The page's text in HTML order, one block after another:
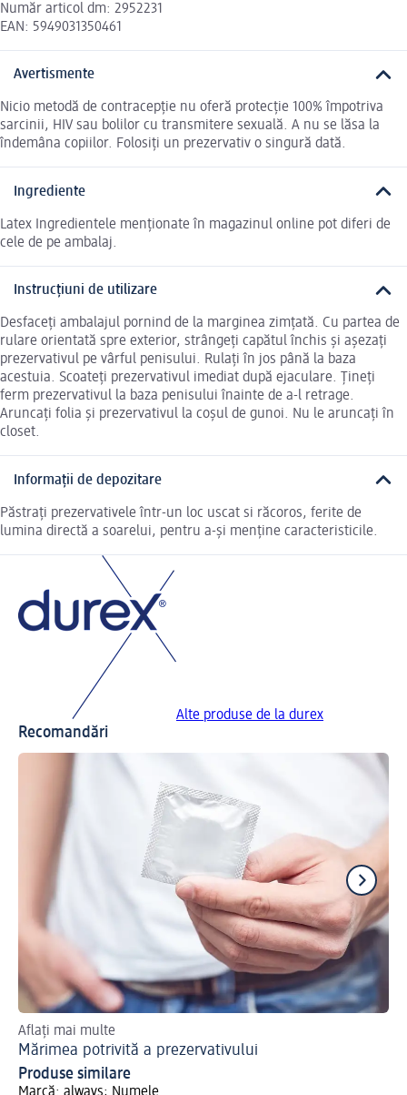
Număr articol dm: 2952231
EAN: 5949031350461
Avertismente
Nicio metodă de contracepție nu oferă protecție 100% împotriva
sarcinii, HIV sau bolilor cu transmitere sexuală. A nu se lăsa la
îndemâna copiilor. Folosiți un prezervativ o singură dată.
Ingrediente
Latex Ingredientele menționate în magazinul online pot diferi de
cele de pe ambalaj.
Instrucțiuni de utilizare
Desfaceți ambalajul pornind de la marginea zimțată. Cu partea de
rulare orientată spre exterior, strângeți capătul închis și așezați
prezervativul pe vârful penisului. Rulați în jos până la baza
acestuia. Scoateți prezervativul imediat după ejaculare. Țineți
ferm prezervativul la baza penisului înainte de a-l retrage.
Aruncați folia și prezervativul la coșul de gunoi. Nu le aruncați în
closet.
Informații de depozitare
Păstrați prezervativele într-un loc uscat si răcoros, ferite de
lumina directă a soarelui, pentru a-și menține caracteristicile.
Alte produse de la durex
Recomandări
Aflați mai multe
Mărimea potrivită a prezervativului
Produse similare